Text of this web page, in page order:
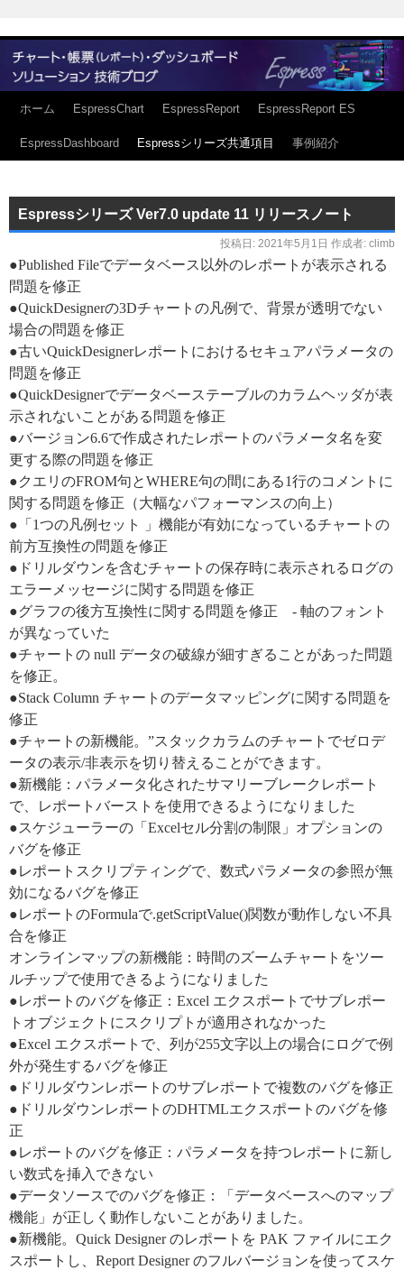
ホーム EspressChart EspressReport EspressReport ES
EspressDashboard Espressシリーズ共通項目 事例紹介
Espressシリーズ Ver7.0 update 11 リリースノート
投稿日: 2021年5月1日 作成者: climb
●Published Fileでデータベース以外のレポートが表示される
問題を修正
●QuickDesignerの3Dチャートの凡例で、背景が透明でない
場合の問題を修正
●古いQuickDesignerレポートにおけるセキュアパラメータの
問題を修正
●QuickDesignerでデータベーステーブルのカラムヘッダが表
示されないことがある問題を修正
●バージョン6.6で作成されたレポートのパラメータ名を変
更する際の問題を修正
●クエリのFROM句とWHERE句の間にある1行のコメントに
関する問題を修正（大幅なパフォーマンスの向上）
●「1つの凡例セット 」機能が有効になっているチャートの
前方互換性の問題を修正
●ドリルダウンを含むチャートの保存時に表示されるログの
エラーメッセージに関する問題を修正
●グラフの後方互換性に関する問題を修正 - 軸のフォント
が異なっていた
●チャートの null データの破線が細すぎることがあった問題
を修正。
●Stack Column チャートのデータマッピングに関する問題を
修正
●チャートの新機能。”スタックカラムのチャートでゼロデ
ータの表示/非表示を切り替えることができます。
●新機能：パラメータ化されたサマリーブレークレポート
で、レポートバーストを使用できるようになりました
●スケジューラーの「Excelセル分割の制限」オプションの
バグを修正
●レポートスクリプティングで、数式パラメータの参照が無
効になるバグを修正
●レポートのFormulaで.getScriptValue()関数が動作しない不具
合を修正
オンラインマップの新機能：時間のズームチャートをツー
ルチップで使用できるようになりました
●レポートのバグを修正：Excel エクスポートでサブレポー
トオブジェクトにスクリプトが適用されなかった
●Excel エクスポートで、列が255文字以上の場合にログで例
外が発生するバグを修正
●ドリルダウンレポートのサブレポートで複数のバグを修正
●ドリルダウンレポートのDHTMLエクスポートのバグを修
正
●レポートのバグを修正：パラメータを持つレポートに新し
い数式を挿入できない
●データソースでのバグを修正：「データベースへのマップ
機能」が正しく動作しないことがありました。
●新機能。Quick Designer のレポートを PAK ファイルにエク
スポートし、Report Designer のフルバージョンを使ってスケ